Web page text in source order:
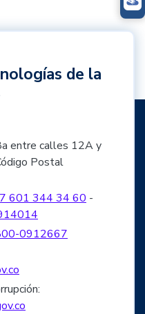
de la
entre calles 12A y
Postal
601 344 34 60 -
0912667